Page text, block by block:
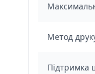
Метод
Підтримка